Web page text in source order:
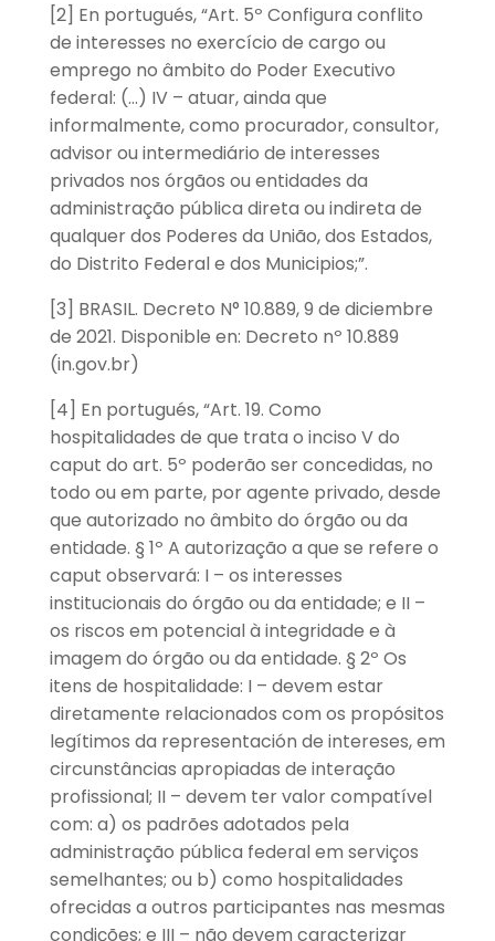
[2] En portugués, “Art. 5º Configura conflito
de interesses no exercício de cargo ou
emprego no âmbito do Poder Executivo
federal: (…) IV – atuar, ainda que
informalmente, como procurador, consultor,
advisor ou intermediário de interesses
privados nos órgãos ou entidades da
administração pública direta ou indireta de
qualquer dos Poderes da União, dos Estados,
do Distrito Federal e dos Municipios;”.
[3] BRASIL. Decreto N° 10.889, 9 de diciembre
de 2021. Disponible en: Decreto nº 10.889
(in.gov.br)
[4] En portugués, “Art. 19. Como
hospitalidades de que trata o inciso V do
caput do art. 5º poderão ser concedidas, no
todo ou em parte, por agente privado, desde
que autorizado no âmbito do órgão ou da
entidade. § 1º A autorização a que se refere o
caput observará: I – os interesses
institucionais do órgão ou da entidade; e II –
os riscos em potencial à integridade e à
imagem do órgão ou da entidade. § 2º Os
itens de hospitalidade: I – devem estar
diretamente relacionados com os propósitos
legítimos da representación de intereses, em
circunstâncias apropiadas de interação
profissional; II – devem ter valor compatível
com: a) os padrões adotados pela
administração pública federal em serviços
semelhantes; ou b) como hospitalidades
ofrecidas a outros participantes nas mesmas
condições; e III – não devem caracterizar